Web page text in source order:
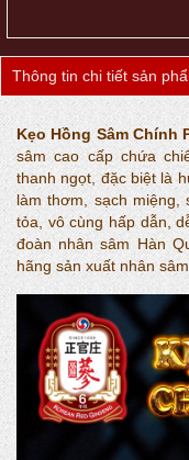
Thông tin chi tiết sản
Kẹo Hồng Sâm Chính
sâm cao cấp chứa
thanh ngọt, đặc biệt là
làm thơm, sạch
tỏa, vô cùng hấp dẫn,
đoàn nhân sâm Hàn
hãng sản xuất nhân